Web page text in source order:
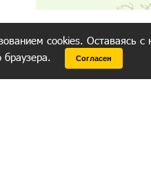
cookies. Оставаясь
Согласен